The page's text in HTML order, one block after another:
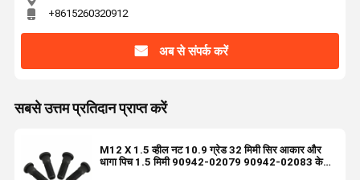
+8615260320912
अब से संपर्क करें
सबसे उत्तम प्रतिदान प्राप्त करें
M12 X 1.5 व्हील नट 10.9 ग्रेड 32 मिमी सिर आकार और
धागा पिच 1.5 मिमी 90942-02079 90942-02083 के